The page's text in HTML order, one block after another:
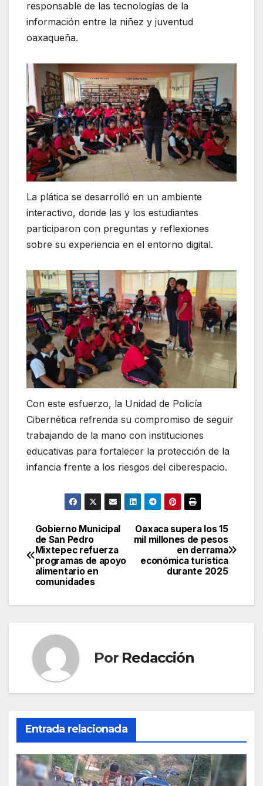
responsable de las tecnologías de la
información entre la niñez y juventud
oaxaqueña.
La plática se desarrolló en un ambiente
interactivo, donde las y los estudiantes
participaron con preguntas y reflexiones
sobre su experiencia en el entorno digital.
Con este esfuerzo, la Unidad de Policía
Cibernética refrenda su compromiso de seguir
trabajando de la mano con instituciones
educativas para fortalecer la protección de la
infancia frente a los riesgos del ciberespacio.
Navegación
de
entradas
Oaxaca supera los 15
mil millones de pesos
en derrama
económica turística
durante 2025
Gobierno Municipal
de San Pedro
Mixtepec refuerza
programas de apoyo
alimentario en
comunidades
Por Redacción
Entrada relacionada